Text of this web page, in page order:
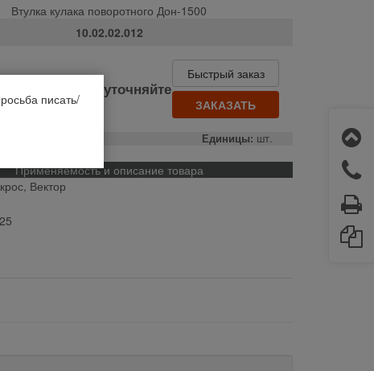
Втулка кулака поворотного Дон-1500
10.02.02.012
до 14:00
Цену уточняйте
Быстрый заказ
ЗАКАЗАТЬ
Единицы: шт.
Применяемость и описание товара
Вектор
писать/